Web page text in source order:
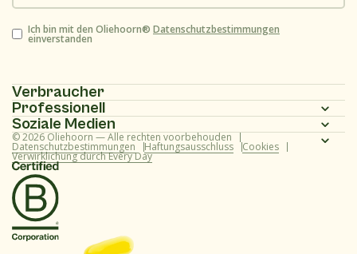
Zustimmung
Ich bin mit den Oliehoorn® Datenschutzbestimmungen
einverstanden
Verbraucher
Homepage
Produktpalette
Rezepte
Über uns
Häufig gestellte Fragen (Verbraucher)
Professionell
Homepage
Produktpalette
Rezepte
Über uns
Soziale Medien
Instagram
Facebook
Youtube
TikTok
© 2026 Oliehoorn — Alle rechten voorbehouden
Datenschutzbestimmungen Haftungsausschluss Cookies
Verwirklichung durch Every Day